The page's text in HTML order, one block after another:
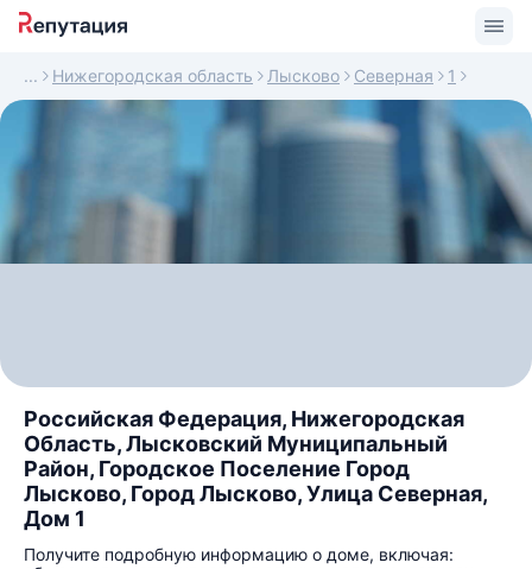
Нижегородская область Лысково Северная 1
Российская Федерация, Нижегородская
Область, Лысковский Муниципальный
Район, Городское Поселение Город
Лысково, Город Лысково, Улица Северная,
Дом 1
Получите подробную информацию о доме, включая: